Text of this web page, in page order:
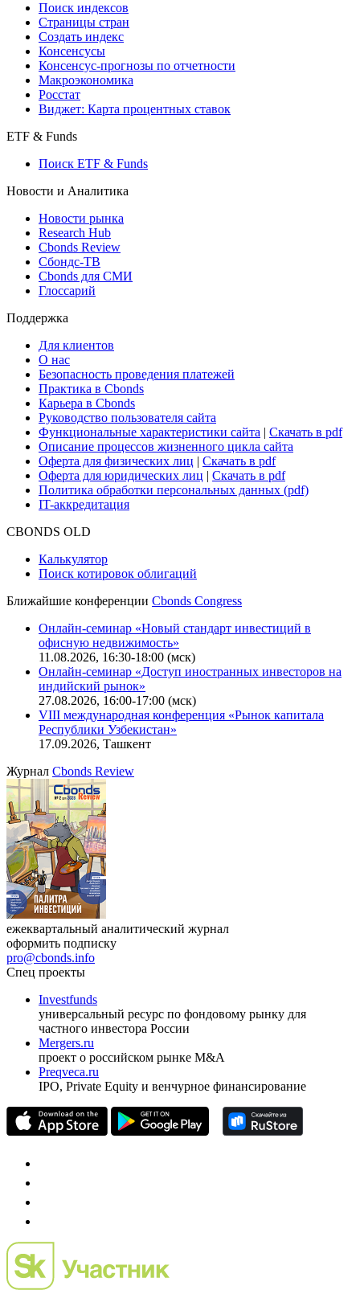
Поиск индексов
Страницы стран
Создать индекс
Консенсусы
Консенсус-прогнозы по отчетности
Макроэкономика
Росстат
Виджет: Карта процентных ставок
ETF & Funds
Поиск ETF & Funds
Новости и Аналитика
Новости рынка
Research Hub
Cbonds Review
Сбондс-ТВ
Cbonds для СМИ
Глоссарий
Поддержка
Для клиентов
О нас
Безопасность проведения платежей
Практика в Cbonds
Карьера в Cbonds
Руководство пользователя сайта
Функциональные характеристики сайта | Скачать в pdf
Описание процессов жизненного цикла сайта
Оферта для физических лиц | Скачать в pdf
Оферта для юридических лиц | Скачать в pdf
Политика обработки персональных данных (pdf)
IT-аккредитация
CBONDS OLD
Калькулятор
Поиск котировок облигаций
Ближайшие конференции Cbonds Congress
Онлайн-семинар «Новый стандарт инвестиций в
офисную недвижимость»
11.08.2026, 16:30-18:00 (мск)
Онлайн-семинар «Доступ иностранных инвесторов на
индийский рынок»
27.08.2026, 16:00-17:00 (мск)
VIII международная конференция «Рынок капитала
Республики Узбекистан»
17.09.2026, Ташкент
Журнал Cbonds Review
ежеквартальный аналитический журнал
оформить подписку
pro@cbonds.info
Спец проекты
Investfunds
универсальный ресурс по фондовому рынку для
частного инвестора России
Mergers.ru
проект о российском рынке M&A
Preqveca.ru
IPO, Private Equity и венчурное финансирование